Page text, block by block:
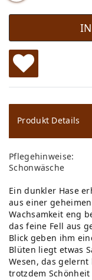
W
u
ns
ch
lis
te
Produkt Details
Pflegehinweise:
Schonwäsche
Ein dunkler Hase
aus einer
Wachsamkeit eng
das feine Fell aus
Blick geben ihm
Blüten liegt etwas
Wesen, das
trotzdem